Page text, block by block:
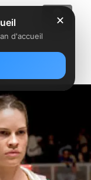
✕
d'accueil